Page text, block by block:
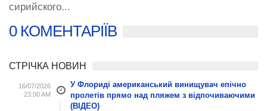
сирийского...
0 КОМЕНТАРІЇВ
СТРІЧКА НОВИН
16/07/2026
23:00 AM
У Флориді американський винищувач епічно
пролетів прямо над пляжем з відпочиваючими
(ВІДЕО)